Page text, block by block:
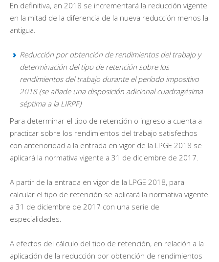
En definitiva, en 2018 se incrementará la reducción vigente
en la mitad de la diferencia de la nueva reducción menos la
antigua.
Reducción por obtención de rendimientos del trabajo y
determinación del tipo de retención sobre los
rendimientos del trabajo durante el período impositivo
2018 (se añade una disposición adicional cuadragésima
séptima a la LIRPF)
Para determinar el tipo de retención o ingreso a cuenta a
practicar sobre los rendimientos del trabajo satisfechos
con anterioridad a la entrada en vigor de la LPGE 2018 se
aplicará la normativa vigente a 31 de diciembre de 2017.
A partir de la entrada en vigor de la LPGE 2018, para
calcular el tipo de retención se aplicará la normativa vigente
a 31 de diciembre de 2017 con una serie de
especialidades.
A efectos del cálculo del tipo de retención, en relación a la
aplicación de la reducción por obtención de rendimientos